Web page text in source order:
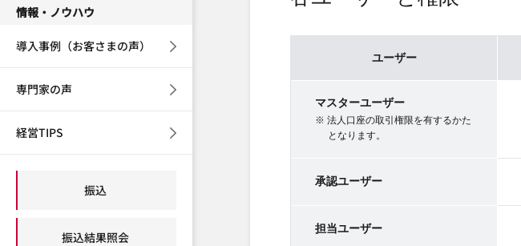
ユーザー
マスターユーザー
※ 法人口座の取引権限を有するかた
となります。
承認ユーザー
担当ユーザー
情報・ノウハウ
導入事例（お客さまの声）
専門家の声
経営TIPS
振込
振込結果照会